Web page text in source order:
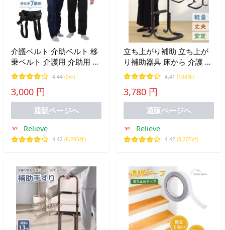
介護ベルト 介助ベルト 移
乗ベルト 介護用 介助用 車
いす移乗用 股ベルト 立ち
上がり補助 補助ベルト 体
位変換 高齢者 歩行補助 起
き上がり
4.44 (9件)
3,000 円
通販ページへ
Relieve
4.42 (8,205件)
立ち上がり補助 立ち上が
り補助器具 床から 介護 ベ
ッド 2段 3段 60cm 71cm
床 手すり 玄関 立ち上がり
手すり 補助手すり 立ち上
がりサポート つかまり立
4.41 (108件)
3,780 円
通販ページへ
Relieve
4.42 (8,205件)